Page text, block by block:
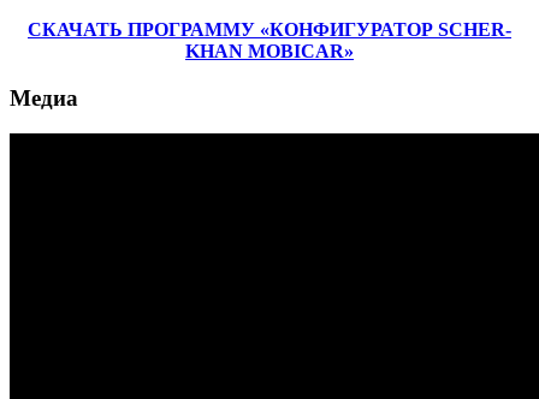
СКАЧАТЬ ПРОГРАММУ «КОНФИГУРАТОР SCHER-
KHAN MOBICAR»
Медиа